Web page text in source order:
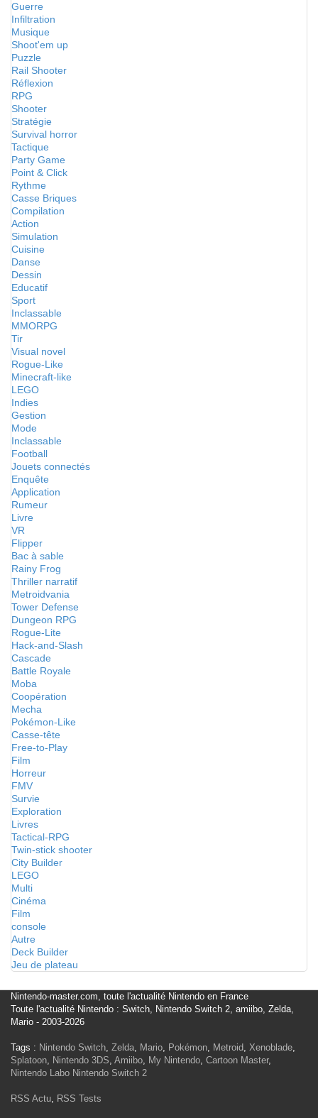
Guerre
Infiltration
Musique
Shoot'em up
Puzzle
Rail Shooter
Réflexion
RPG
Shooter
Stratégie
Survival horror
Tactique
Party Game
Point & Click
Rythme
Casse Briques
Compilation
Action
Simulation
Cuisine
Danse
Dessin
Educatif
Sport
Inclassable
MMORPG
Tir
Visual novel
Rogue-Like
Minecraft-like
LEGO
Indies
Gestion
Mode
Inclassable
Football
Jouets connectés
Enquête
Application
Rumeur
Livre
VR
Flipper
Bac à sable
Rainy Frog
Thriller narratif
Metroidvania
Tower Defense
Dungeon RPG
Rogue-Lite
Hack-and-Slash
Cascade
Battle Royale
Moba
Coopération
Mecha
Pokémon-Like
Casse-tête
Free-to-Play
Film
Horreur
FMV
Survie
Exploration
Livres
Tactical-RPG
Twin-stick shooter
City Builder
LEGO
Multi
Cinéma
Film
console
Autre
Deck Builder
Jeu de plateau
Nintendo-master.com, toute l'actualité Nintendo en France
Toute l'actualité Nintendo : Switch, Nintendo Switch 2, amiibo, Zelda,
Mario - 2003-2026
Tags : Nintendo Switch, Zelda, Mario, Pokémon, Metroid, Xenoblade,
Splatoon, Nintendo 3DS, Amiibo, My Nintendo, Cartoon Master,
Nintendo Labo Nintendo Switch 2
RSS Actu, RSS Tests